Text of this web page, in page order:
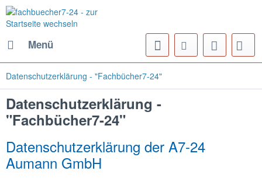
Menü
Datenschutzerklärung - "Fachbücher7-24"
Datenschutzerklärung -
"Fachbücher7-24"
Datenschutzerklärung der A7-24
Aumann GmbH